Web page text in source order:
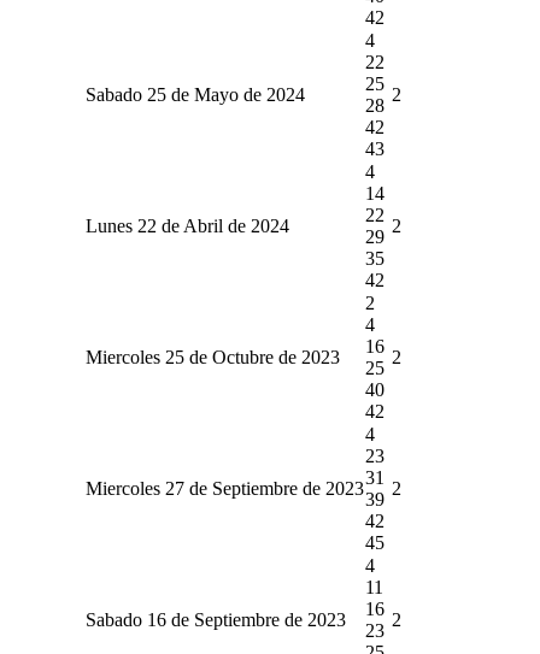
42
Sabado 25 de Mayo de 2024
4
22
25
28
42
43
2
Lunes 22 de Abril de 2024
4
14
22
29
35
42
2
Miercoles 25 de Octubre de 2023
2
4
16
25
40
42
2
Miercoles 27 de Septiembre de 2023
4
23
31
39
42
45
2
Sabado 16 de Septiembre de 2023
4
11
16
23
2